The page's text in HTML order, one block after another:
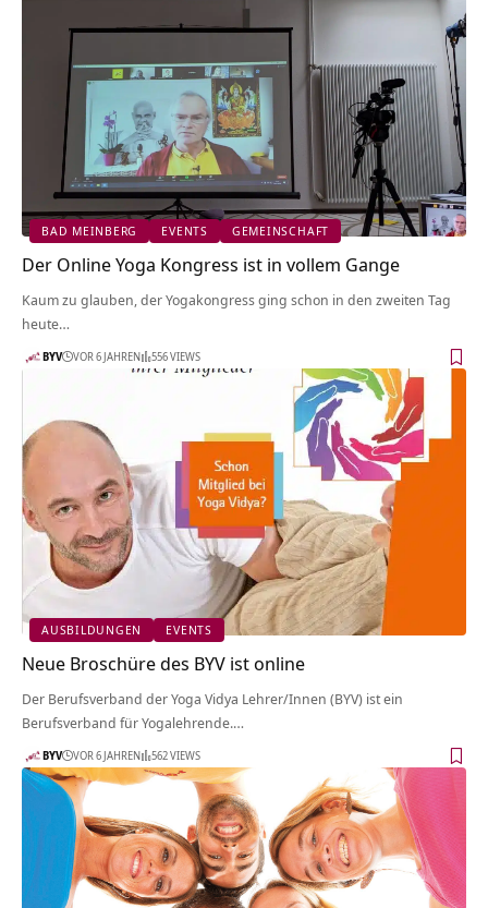
BAD MEINBERG EVENTS GEMEINSCHAFT
Der Online Yoga Kongress ist in vollem Gange
Kaum zu glauben, der Yogakongress ging schon in den zweiten Tag
heute…
BYV VOR 6 JAHREN 556 VIEWS
AUSBILDUNGEN EVENTS
Neue Broschüre des BYV ist online
Der Berufsverband der Yoga Vidya Lehrer/Innen (BYV) ist ein
Berufsverband für Yogalehrende.…
BYV VOR 6 JAHREN 562 VIEWS